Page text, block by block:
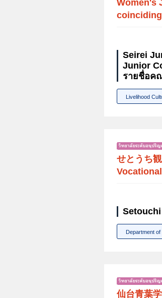
Women's
Seirei
Junior
รายชื่อค
Livelihood
せとうち
Department
仙台青葉